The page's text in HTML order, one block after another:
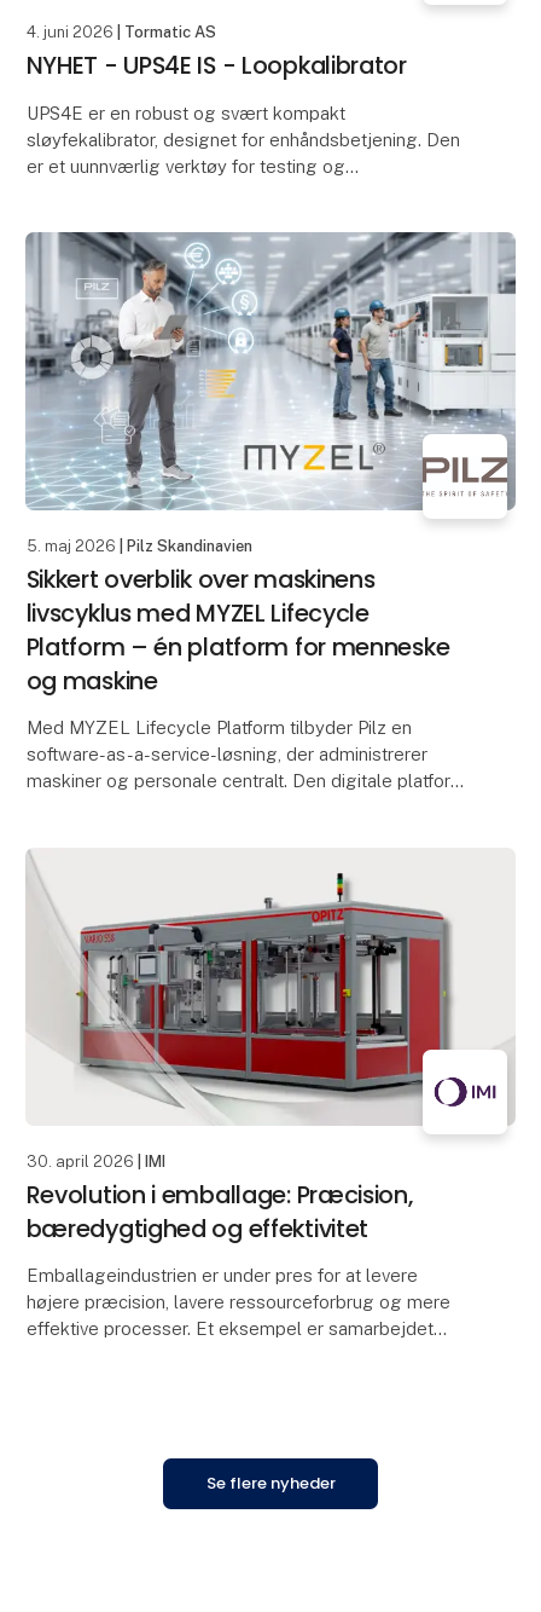
4. juni 2026 | Tormatic AS
NYHET - UPS4E IS - Loopkalibrator
UPS4E er en robust og svært kompakt
sløyfekalibrator, designet for enhåndsbetjening. Den
er et uunnværlig verktøy for testing og
Den er ideel
5. maj 2026 | Pilz Skandinavien
Sikkert overblik over maskinens
livscyklus med MYZEL Lifecycle
Platform – én platform for menneske
og maskine
Med MYZEL Lifecycle Platform tilbyder Pilz en
software-as-a-service-løsning, der administrerer
maskiner og personale centralt. Den digitale platform
30. april 2026 | IMI
Revolution i emballage: Præcision,
bæredygtighed og effektivitet
Emballageindustrien er under pres for at levere
højere præcision, lavere ressourceforbrug og mere
effektive processer. Et eksempel er samarbejdet
Se flere nyheder